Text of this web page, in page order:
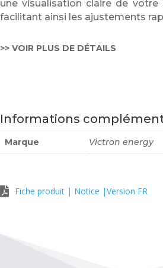
une visualisation claire de
facilitant ainsi les ajustements
>> VOIR PLUS DE DÉTAILS
Informations
Marque Victron energy
Fiche produit | Notice |Version FR